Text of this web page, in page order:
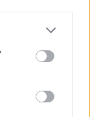
zakonika je
spodbujanje
vsebinami